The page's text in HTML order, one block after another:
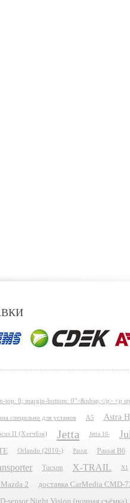
top: 0; margin-bottom: 0">&nbsp;</p> <p
специльно для установ A5 Astra H
II (Хэтчбэк) Jetta Jetta 10-
Orlando (2010-) Passat Passat B6
Tucson X-TRAIL X1
2
доставка CarMedia CMD-
sensor Night Vision (ночная съёмка)